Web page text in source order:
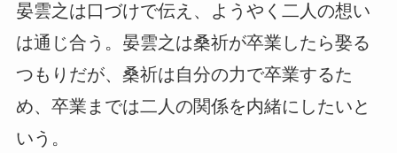
晏雲之は口づけで伝え、ようやく二人の想い
は通じ合う。晏雲之は桑祈が卒業したら娶る
つもりだが、桑祈は自分の力で卒業するた
め、卒業までは二人の関係を内緒にしたいと
いう。